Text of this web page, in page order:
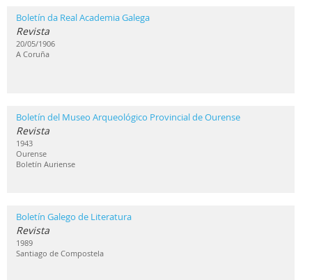
Boletín da Real Academia Galega
Revista
20/05/1906
A Coruña
Boletín del Museo Arqueológico Provincial de Ourense
Revista
1943
Ourense
Boletín Auriense
Boletín Galego de Literatura
Revista
1989
Santiago de Compostela